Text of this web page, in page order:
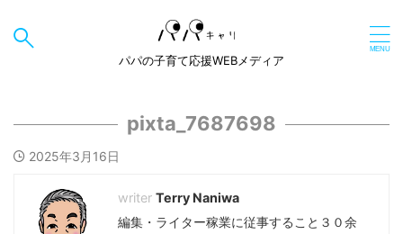
パパの子育て応援WEBメディア
pixta_7687698
2025年3月16日
Terry Naniwa
編集・ライター稼業に従事すること３０余